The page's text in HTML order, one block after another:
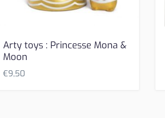
Arty toys : Princesse Mona &
Moon
€9,50